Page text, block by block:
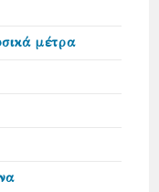
μέτρα